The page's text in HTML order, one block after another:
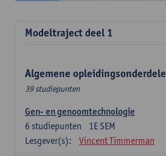
Modeltraject deel 1
Algemene
39 studiepunten
Gen- en genoomtechnologie
1E SEM
6 studiepunten
Lesgever(s):
Vincent Timmerman